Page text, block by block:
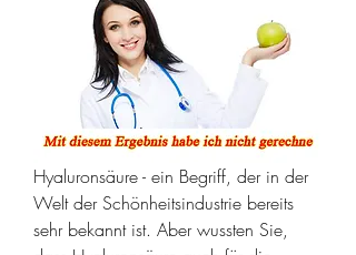
Hyaluronsäure - ein Begriff, der in der
Welt der Schönheitsindustrie bereits
sehr bekannt ist. Aber wussten Sie,